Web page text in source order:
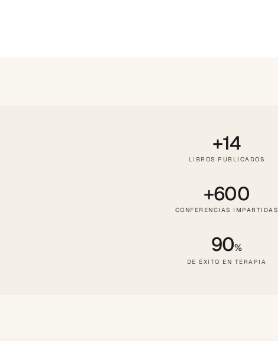
+14
LIBROS PUBLICADOS
+600
CONFERENCIAS IMPARTIDAS
90%
DE ÉXITO EN TERAPIA